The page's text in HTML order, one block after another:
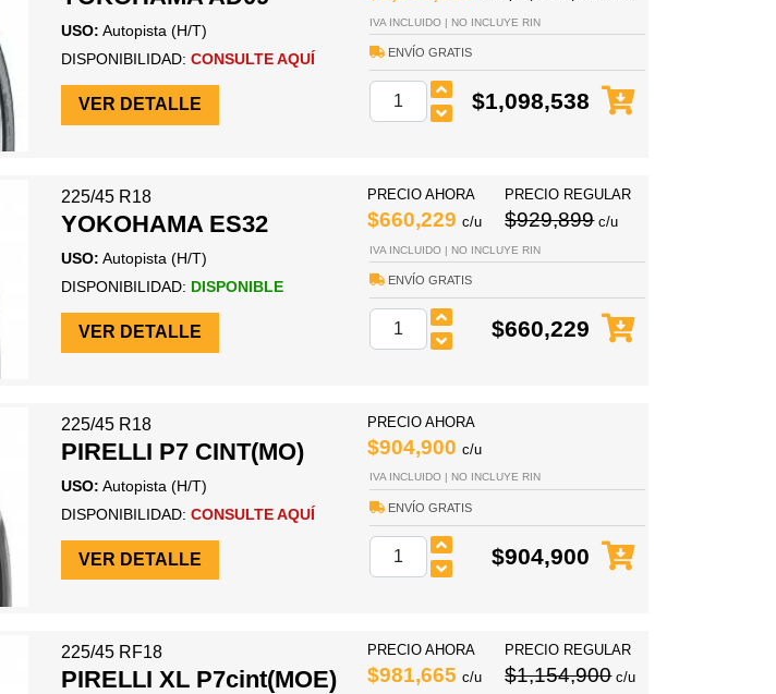
USO: Autopista (H/T)
DISPONIBILIDAD: CONSULTE AQUÍ
VER DETALLE
IVA INCLUIDO | NO INCLUYE RIN
ENVÍO GRATIS
$1,098,538
225/45 R18
YOKOHAMA ES32
USO: Autopista (H/T)
DISPONIBILIDAD: DISPONIBLE
VER DETALLE
PRECIO AHORA
$660,229 c/u
PRECIO REGULAR
$929,899c/u
IVA INCLUIDO | NO INCLUYE RIN
ENVÍO GRATIS
$660,229
225/45 R18
PIRELLI P7 CINT(MO)
USO: Autopista (H/T)
DISPONIBILIDAD: CONSULTE AQUÍ
VER DETALLE
PRECIO AHORA
$904,900 c/u
IVA INCLUIDO | NO INCLUYE RIN
ENVÍO GRATIS
$904,900
225/45 RF18
PIRELLI XL P7cint(MOE)
PRECIO AHORA
$981,665 c/u
PRECIO REGULAR
$1,154,900c/u